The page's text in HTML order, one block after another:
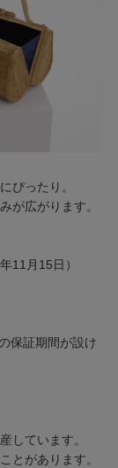
ぴったり。
が広がります。
11月15日）
保証期間が設け
しています。
とがあります。